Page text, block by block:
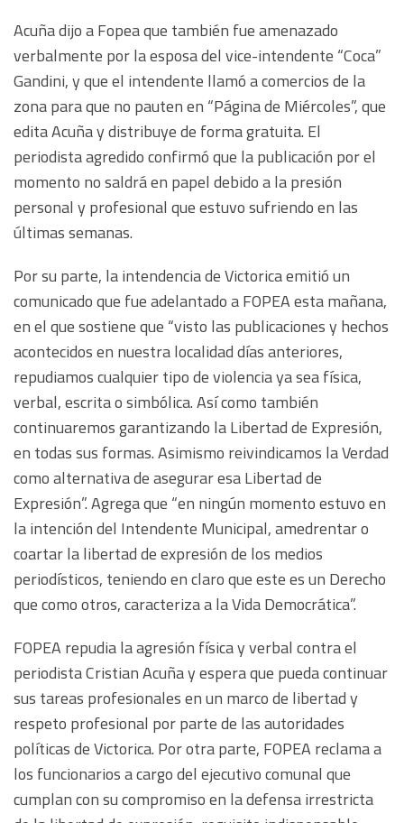
Acuña dijo a Fopea que también fue amenazado
verbalmente por la esposa del vice-intendente “Coca”
Gandini, y que el intendente llamó a comercios de la
zona para que no pauten en “Página de Miércoles”, que
edita Acuña y distribuye de forma gratuita. El
periodista agredido confirmó que la publicación por el
momento no saldrá en papel debido a la presión
personal y profesional que estuvo sufriendo en las
últimas semanas.
Por su parte, la intendencia de Victorica emitió un
comunicado que fue adelantado a FOPEA esta mañana,
en el que sostiene que “visto las publicaciones y hechos
acontecidos en nuestra localidad días anteriores,
repudiamos cualquier tipo de violencia ya sea física,
verbal, escrita o simbólica. Así como también
continuaremos garantizando la Libertad de Expresión,
en todas sus formas. Asimismo reivindicamos la Verdad
como alternativa de asegurar esa Libertad de
Expresión”. Agrega que “en ningún momento estuvo en
la intención del Intendente Municipal, amedrentar o
coartar la libertad de expresión de los medios
periodísticos, teniendo en claro que este es un Derecho
que como otros, caracteriza a la Vida Democrática”.
FOPEA repudia la agresión física y verbal contra el
periodista Cristian Acuña y espera que pueda continuar
sus tareas profesionales en un marco de libertad y
respeto profesional por parte de las autoridades
políticas de Victorica. Por otra parte, FOPEA reclama a
los funcionarios a cargo del ejecutivo comunal que
cumplan con su compromiso en la defensa irrestricta